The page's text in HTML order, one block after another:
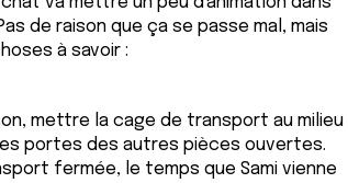
de raison que ça se passe mal, mais
à savoir :
mettre la cage de transport au milieu
portes des autres pièces ouvertes.
fermée, le temps que Sami vienne